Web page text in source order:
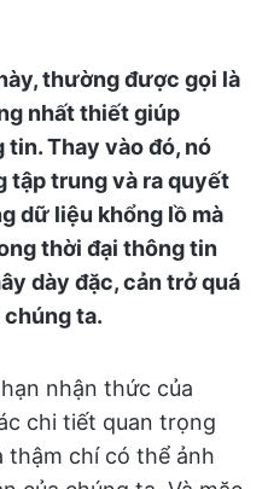
thường được gọi là
nhất thiết giúp
Thay vào đó, nó
tập trung và ra quyết
dữ liệu khổng lồ mà
thời đại thông tin
dày đặc, cản trở quá
ta.
nhận thức của
chi tiết quan trọng
thậm chí có thể ảnh